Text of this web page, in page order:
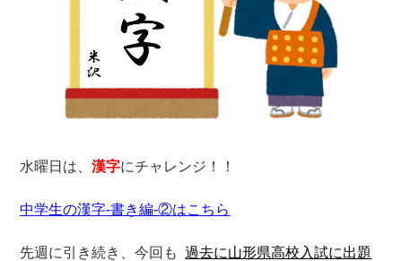
水曜日は、漢字にチャレンジ！！
中学生の漢字-書き編-②はこちら
先週に引き続き、今回も過去に山形県高校入試に出題